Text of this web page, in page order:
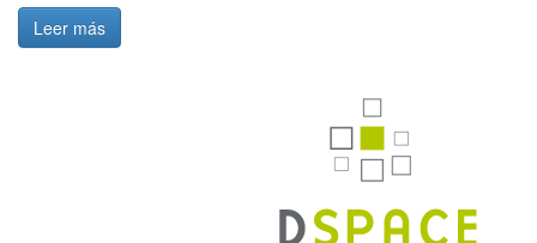
Leer más